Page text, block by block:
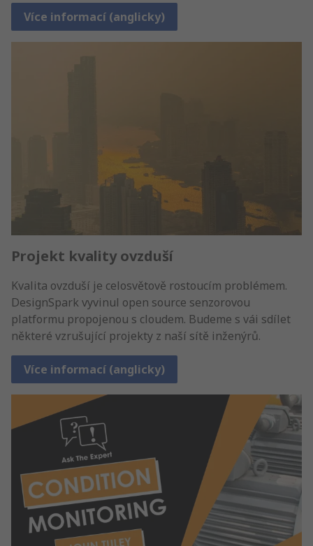
Více informací (anglicky)
Projekt kvality ovzduší
Kvalita ovzduší je celosvětově rostoucím problémem.
DesignSpark vyvinul open source senzorovou
platformu propojenou s cloudem. Budeme s vái sdílet
některé vzrušující projekty z naší sítě inženýrů.
Více informací (anglicky)